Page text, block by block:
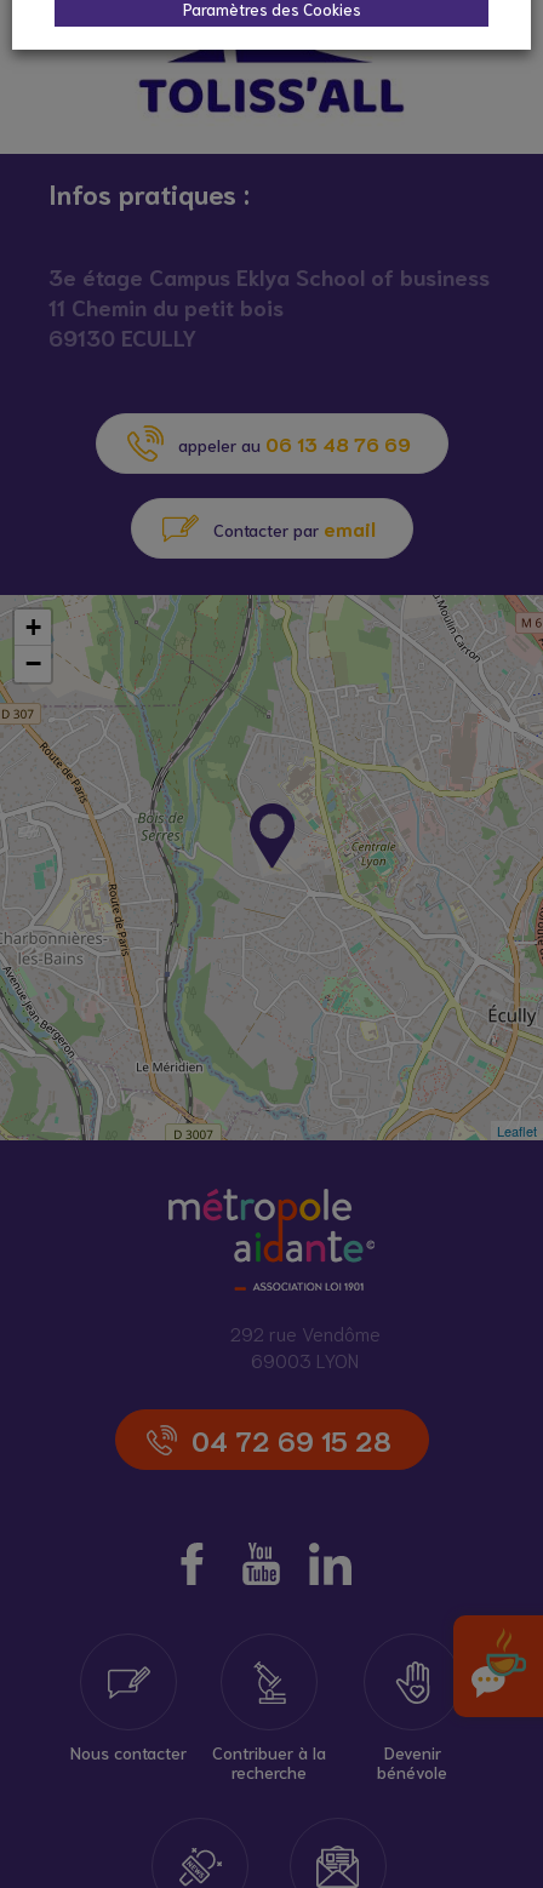
Infos pratiques :
3e étage Campus Eklya School of business
11 Chemin du petit bois
69130 ECULLY
appeler au 06 13 48 76 69
Contacter par email
+
−
Leaflet
292 rue Vendôme
69003 LYON
04 72 69 15 28
Nous contacter
Contribuer à la
recherche
Devenir
bénévole
Paramètres des Cookies